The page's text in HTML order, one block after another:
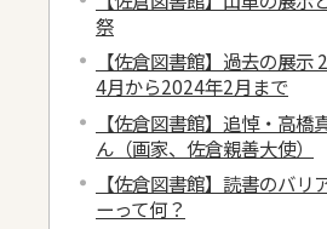
祭
【佐倉図書館】過去の展示
4月から2024年2月まで
【佐倉図書館】追悼・高橋
ん（画家、佐倉親善大使）
【佐倉図書館】読書のバリ
ーって何？